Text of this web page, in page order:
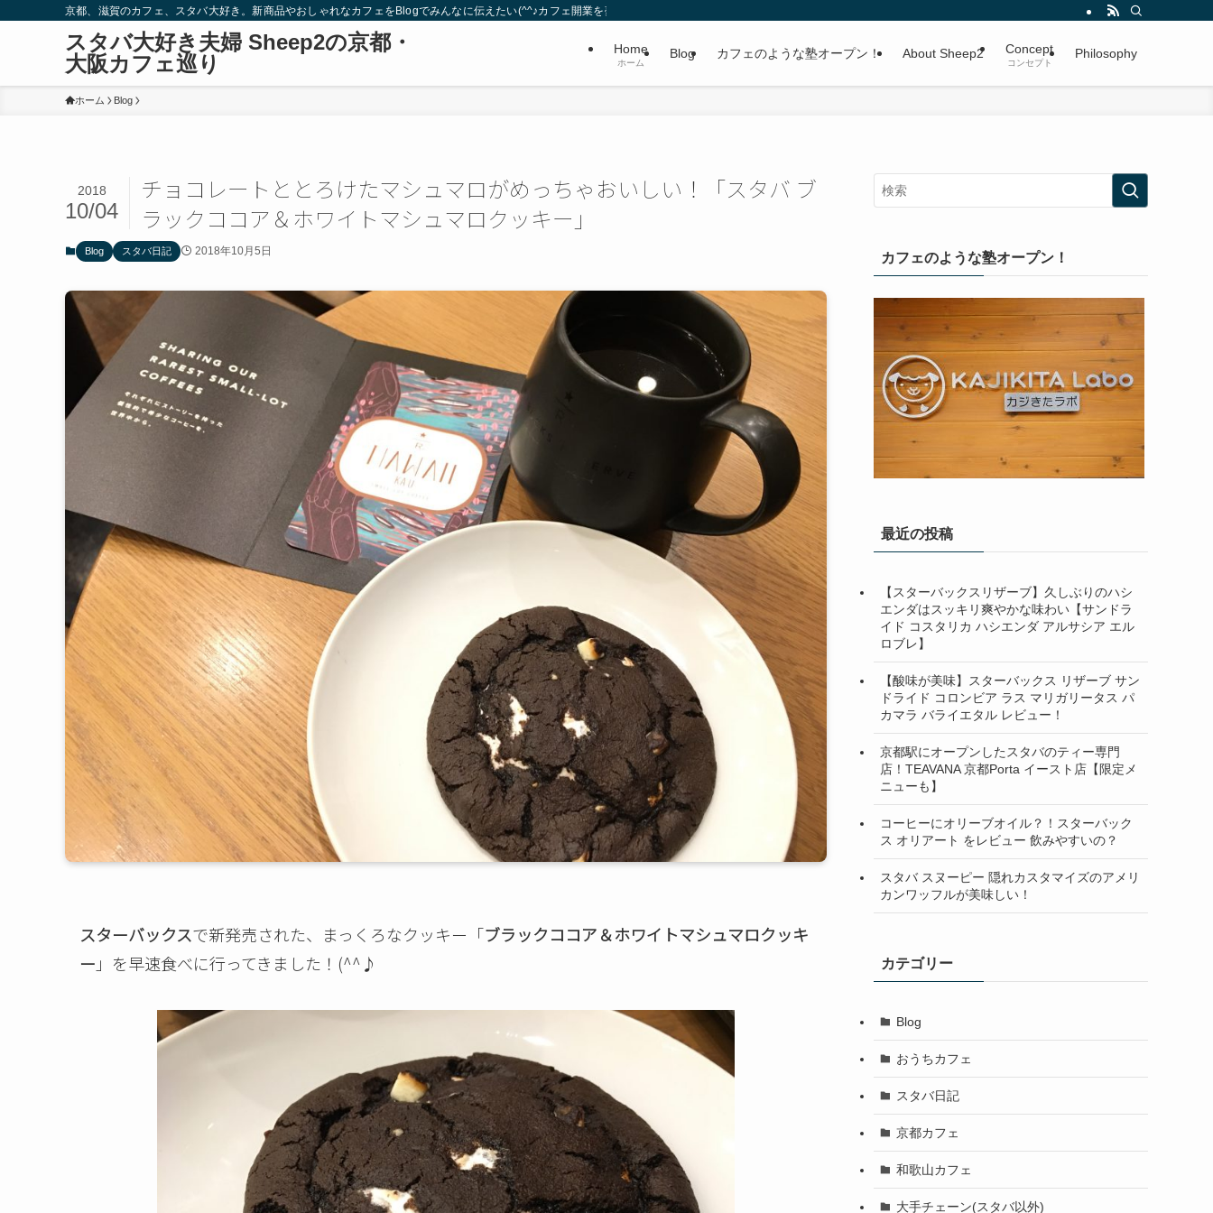
京都、滋賀のカフェ、スタバ大好き。新商品やおしゃれなカフェをBlogでみんなに伝えたい(^^♪カフェ開業を夢見る夫婦。
スタバ大好き夫婦 Sheep2の京都・
大阪カフェ巡り
Home
ホーム
Blog カフェのような塾オープン！ About Sheep2 Concept
コンセプト
Philosophy
ホーム Blog
チョコレートととろけたマシュマロがめっちゃおいしい！「スタバ ブ
ラックココア＆ホワイトマシュマロクッキー」
2018
10/04
Blog スタバ日記 2018年10月5日
スターバックスで新発売された、まっくろなクッキー「ブラックココア＆ホワイトマシュマロクッキ
ー 」を早速食べに行ってきました！(^^♪
カフェのような塾オープン！
最近の投稿
【スターバックスリザーブ】久しぶりのハシ
エンダはスッキリ爽やかな味わい【サンドラ
イド コスタリカ ハシエンダ アルサシア エル
ロブレ】
【酸味が美味】スターバックス リザーブ サン
ドライド コロンビア ラス マリガリータス パ
カマラ バライエタル レビュー！
京都駅にオープンしたスタバのティー専門
店！TEAVANA 京都Porta イースト店【限定メ
ニューも】
コーヒーにオリーブオイル？！スターバック
ス オリアート をレビュー 飲みやすいの？
スタバ スヌーピー 隠れカスタマイズのアメリ
カンワッフルが美味しい！
カテゴリー
Blog
おうちカフェ
スタバ日記
京都カフェ
和歌山カフェ
大手チェーン(スタバ以外)